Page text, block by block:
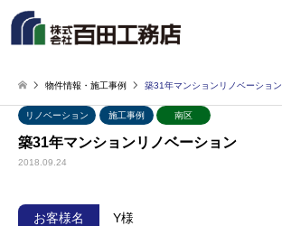
物件情報・施工事例 築31年マンションリノベーション
リノベーション 施工事例 南区
築31年マンションリノベーション
2018.09.24
お客様名 Y様